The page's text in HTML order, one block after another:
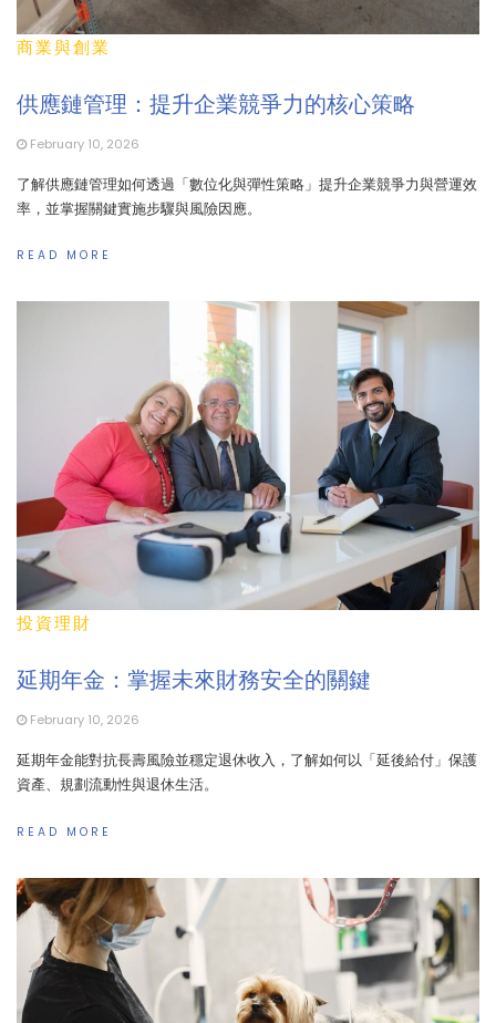
商業與創業
供應鏈管理：提升企業競爭力的核心策略
February 10, 2026
了解供應鏈管理如何透過「數位化與彈性策略」提升企業競爭力與營運效
率，並掌握關鍵實施步驟與風險因應。
READ MORE
投資理財
延期年金：掌握未來財務安全的關鍵
February 10, 2026
延期年金能對抗長壽風險並穩定退休收入，了解如何以「延後給付」保護
資產、規劃流動性與退休生活。
READ MORE